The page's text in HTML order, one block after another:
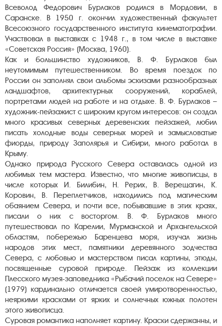
Всеволод Федорович Бурлаков родился в Мордовии, в
Саранске. В 1950 г. окончил художественный факультет
Всесоюзного государственного института кинематографии.
Участвовал в выставках с 1948 г., в том числе в выставке
«Советская Россия» (Москва, 1960).
Как и большинство художников, В. Ф. Бурлаков был
неутомимым путешественником. Во время поездок по
России он заполнял свои альбомы эскизами разнообразных
ландшафтов, архитектурных сооружений, кораблей,
портретами людей на работе и на отдыхе. В. Ф. Бурлаков –
художник-пейзажист с широким кругом интересов: он создал
много красивых северных деревенских пейзажей, любил
писать холодные воды северных морей и замысловатые
фиорды, природу Заполярья и Сибири, много работал в
Крыму.
Однако природа Русского Севера оставалась одной из
любимых тем мастера. Известно, что многие живописцы, в
числе которых И. Билибин, Н. Рерих, В. Верещагин, К.
Коровин, В. Переплетчиков, находились под магическим
обаянием Севера, и почти все, побывавшие в этих краях,
писали о них с восторгом. В. Ф. Бурлаков много
путешествовал по Карелии, Мурманской и Архангельской
областям, побережью Баренцева моря, изучал жизнь
народов этих мест, памятники деревянного зодчества
Севера, с любовью и мастерством писал картины, этюды,
посвященные суровой природе. Пейзаж из коллекции
Плесского музея-заповедника «Рыбачий поселок на Севере»
(1979) кардинально отличается своей умиротворенностью,
неяркими красками от ярких и солнечных южных полотен
этого живописца.
Суровая романтика наполняет картину. Краски сдержанны, и